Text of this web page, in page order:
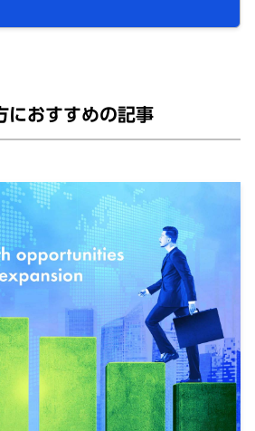
におすすめの記事